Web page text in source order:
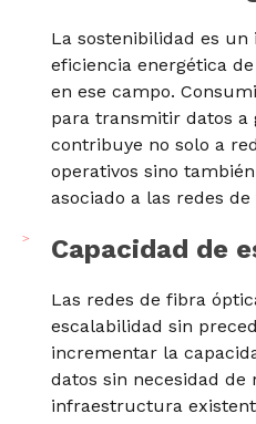
La sostenibilidad es
eficiencia energética
en ese campo.
para transmitir datos a
contribuye no solo a
operativos sino
asociado a las redes
Capacidad de
Las redes de fibra
escalabilidad sin
incrementar la
datos sin necesidad de
infraestructura